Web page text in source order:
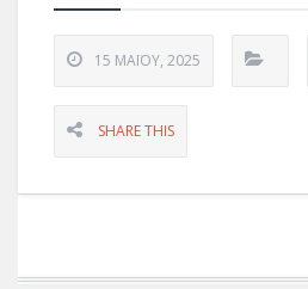
15 ΜΑΪ́ΟΥ, 2025
SHARE THIS